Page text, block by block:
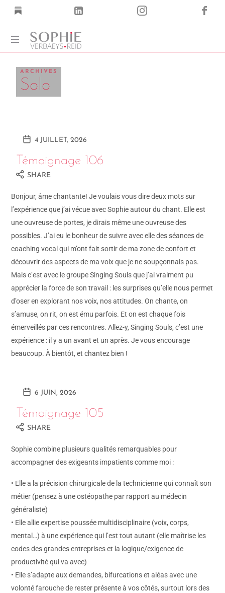
Corps
·
ARCHIVES
Solo
4 JUILLET, 2026
Témoignage 106
SHARE
Bonjour, âme chantante! Je voulais vous dire deux mots sur
l’expérience que j’ai vécue avec Sophie autour du chant. Elle est
une ouvreuse de portes, je dirais même une ouvreuse des
possibles. J’ai eu le bonheur de suivre avec elle des séances de
coaching vocal qui m’ont fait sortir de ma zone de confort et
découvrir des aspects de ma voix que je ne soupçonnais pas.
Mais c’est avec le groupe Singing Souls que j’ai vraiment pu
apprécier la force de son travail : les surprises qu’elle nous permet
d’oser en explorant nos voix, nos attitudes. On chante, on
s’amuse, on rit, on est ému parfois. Et on est chaque fois
émerveillés par ces rencontres. Allez-y, Singing Souls, c’est une
expérience : il y a un avant et un après. Je vous encourage
beaucoup. À bientôt, et chantez bien !
6 JUIN, 2026
Témoignage 105
SHARE
Sophie combine plusieurs qualités remarquables pour
accompagner des exigeants impatients comme moi :
• Elle a la précision chirurgicale de la technicienne qui connaît son
métier (pensez à une ostéopathe par rapport au médecin
généraliste)
• Elle allie expertise poussée multidisciplinaire (voix, corps,
mental…) à une expérience qui l’est tout autant (elle maîtrise les
codes des grandes entreprises et la logique/exigence de
productivité qui va avec)
• Elle s’adapte aux demandes, bifurcations et aléas avec une
volonté farouche de rester présente à vos côtés, surtout lors des